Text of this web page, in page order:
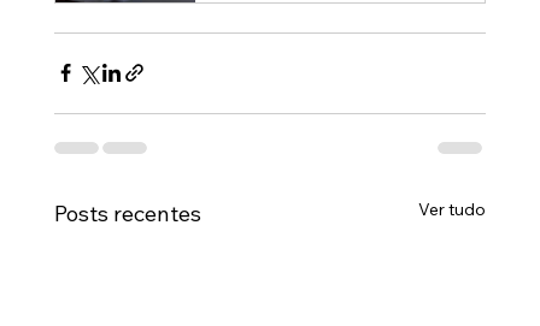
Posts recentes Ver tudo